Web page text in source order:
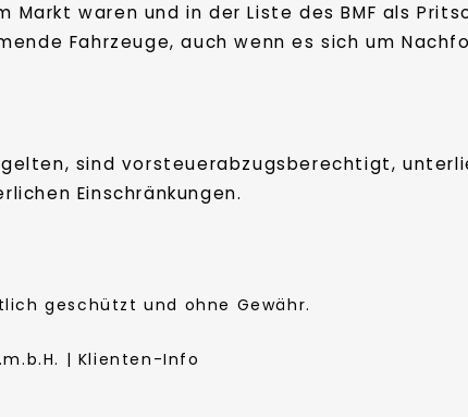
Markt waren und in der Liste des BMF als
Fahrzeuge, auch wenn es sich um
gelten, sind vorsteuerabzugsberechtigt,
Einschränkungen.
geschützt und ohne Gewähr.
| Klienten-Info